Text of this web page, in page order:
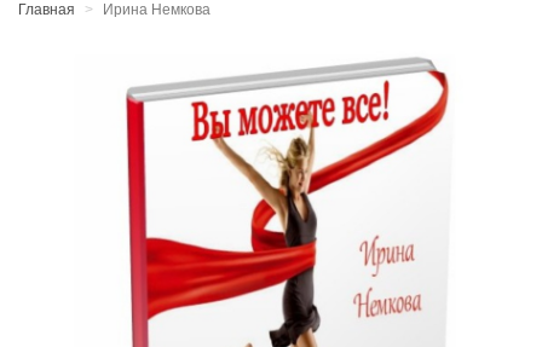
Главная Ирина Немкова